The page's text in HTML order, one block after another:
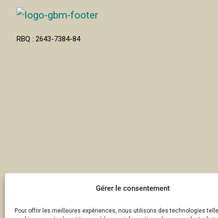
Gérer le consentement
Pour offrir les meilleures expériences, nous utilisons des technologies
RBQ : 2643-7384-84